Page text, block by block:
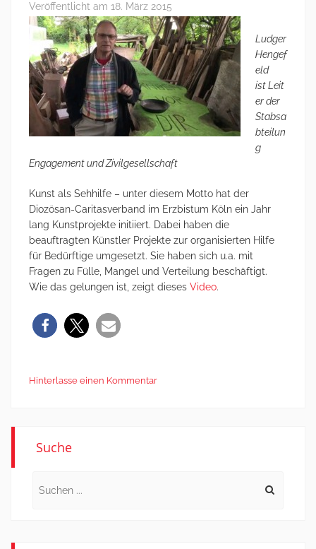
Veröffentlicht am 18. März 2015
Ludger
Hengef
eld
ist Leit
er der
Stabsa
bteilun
g
Engagement und Zivilgesellschaft
Kunst als Sehhilfe – unter diesem Motto hat der
Diozösan-Caritasverband im Erzbistum Köln ein Jahr
lang Kunstprojekte initiiert. Dabei haben die
beauftragten Künstler Projekte zur organisierten Hilfe
für Bedürftige umgesetzt. Sie haben sich u.a. mit
Fragen zu Fülle, Mangel und Verteilung beschäftigt.
Wie das gelungen ist, zeigt dieses Video.
Hinterlasse einen Kommentar
Suche